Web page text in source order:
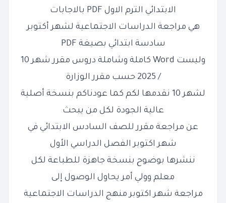
الابتدائي الترم الاول PDF بالاجابات
هي مراجعة الدراسات الاجتماعية لشهر أكتوبر
سادسة ابتدائي بصيغة PDF
وليست Word
كاملة وشاملة دروس مقرر شهر 10
/ 2025 حسب مقرر الوزارة
لشهر 10 نقدمها لكم كما عودناكم بنسخة أصلية
عالية الجودة لكل من يبحث
عن مراجعة مقرر للصف السادس الابتدائي في
شهر اكتوبر الفصل الدراسي الأول
ننشرها بوضوح بنسخة جاهزة للطباعة لكل
معلم وولي أمر يحاول الوصول إلى
مراجعة شهر اكتوبر منهج الدراسات الاجتماعية